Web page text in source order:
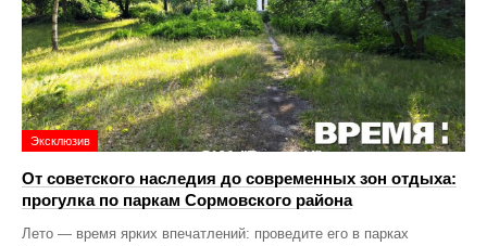
Эксклюзив
От советского наследия до современных зон отдыха:
прогулка по паркам Сормовского района
Лето — время ярких впечатлений: проведите его в парках